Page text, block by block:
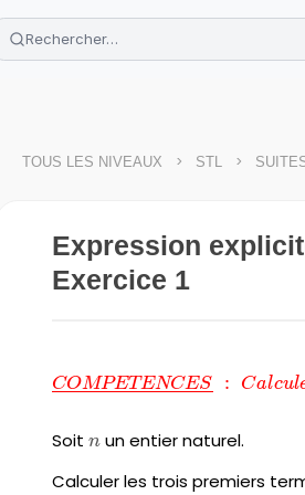
🌴Cahier de vacances offert:
Télécharge ton PDF gratuit et
TOUS LES NIVEAUX > STL >
Expression
Exercice 1
COMPETENCES : Calcul
Soit n
n un entier naturel.
Calculer les trois premiers